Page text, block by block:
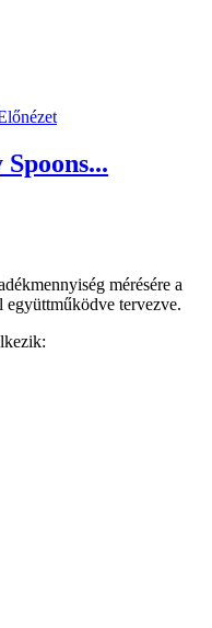
mérésére a
együttműködve tervezve.